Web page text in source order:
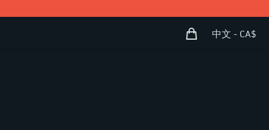
购物袋Open user menu
中文 - CA$